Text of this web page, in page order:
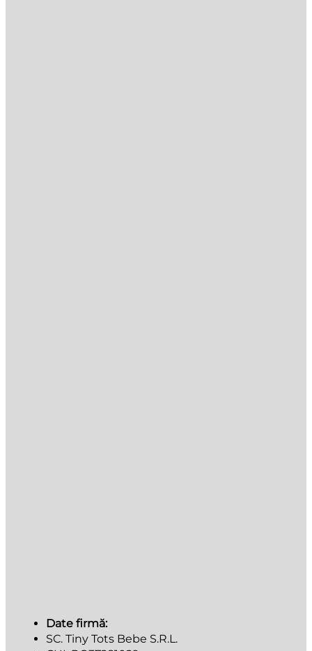
Date firmă:
SC. Tiny Tots Bebe S.R.L.